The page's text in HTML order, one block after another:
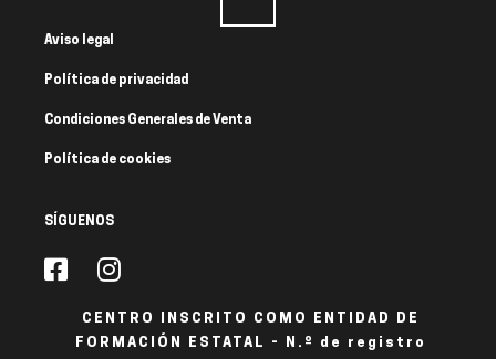
Aviso legal
Política de privacidad
Condiciones Generales de Venta
Política de cookies
SÍGUENOS
CENTRO INSCRITO COMO ENTIDAD DE
FORMACIÓN ESTATAL - N.º de registro